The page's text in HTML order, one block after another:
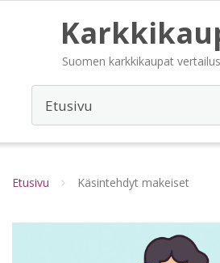
Suomen karkkikaupat
Etusivu Käsintehdyt makeiset